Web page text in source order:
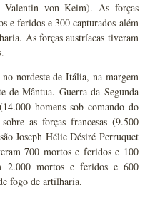
Valentin von Keim). As forças
e feridos e 300 capturados além
As forças austríacas tiveram
nordeste de Itália, na margem
Mântua. Guerra da Segunda
homens sob comando do
as forças francesas (9.500
Joseph Hélie Désiré Perruquet
700 mortos e feridos e 100
2.000 mortos e feridos e 600
fogo de artilharia.